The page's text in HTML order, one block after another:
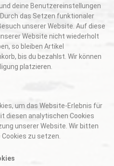
deine Benutzereinstellungen
das Setzen funktionaler
unserer Website. Auf diese
Website nicht wiederholt
so bleiben Artikel
bis du bezahlst. Wir können
platzieren.
um das Website-Erlebnis für
diesen analytischen Cookies
unserer Website. Wir bitten
zu setzen.